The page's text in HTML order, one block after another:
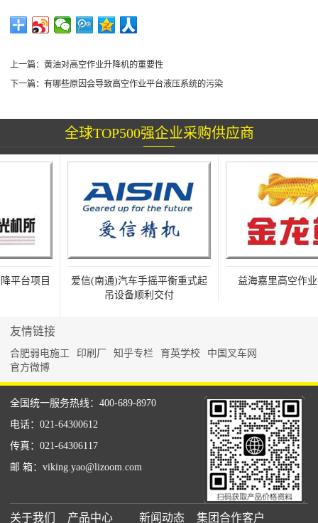
上一篇：黄油对高空作业升降机的重要性
下一篇：有哪些原因会导致高空作业平台液压系统的污染
全球TOP500强企业采购供应商
台项目
爱信(南通)汽车手摇平衡重式起
吊设备顺利交付
益海嘉里高空作业
友情链接
合肥弱电施工 印刷厂 知乎专栏 育英学校
中国叉车网
官方微博
全国统一服务热线：400-689-8970
电话：021-64300612
传真：021-64306117
邮 箱：viking.yao@lizoom.com
关于我们 产品中心 新闻动态 集团合作客户